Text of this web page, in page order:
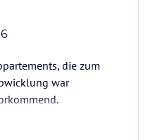
die zum
war